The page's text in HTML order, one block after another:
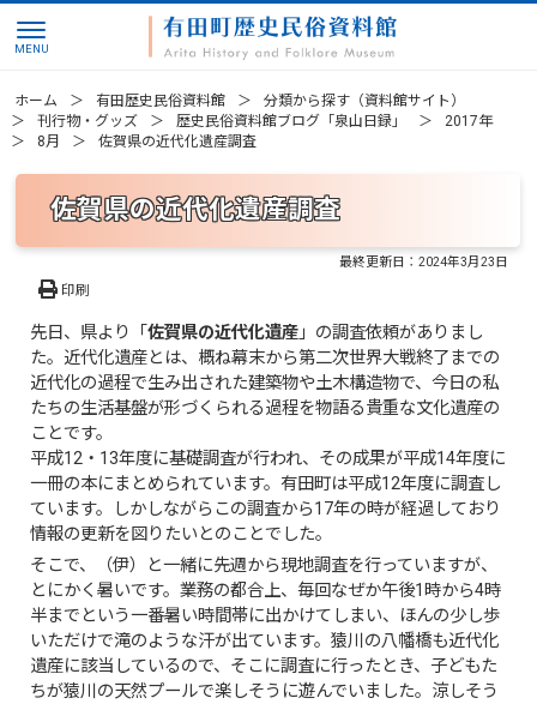
ホーム 有田歴史民俗資料館
分類から探す（資料館サイト）
刊行物・グッズ
歴史民俗資料館ブログ「泉山日録」
2017年
8月
佐賀県の近代化遺産調査
佐賀県の近代化遺産調査
最終更新日：2024年3月23日
印刷
先日、県より「佐賀県の近代化遺産 」の調査依頼がありまし
た。近代化遺産とは、概ね幕末から第二次世界大戦終了までの
近代化の過程で生み出された建築物や土木構造物で、今日の私
たちの生活基盤が形づくられる過程を物語る貴重な文化遺産の
ことです。
平成12・13年度に基礎調査が行われ、その成果が平成14年度に
一冊の本にまとめられています。有田町は平成12年度に調査し
ています。しかしながらこの調査から17年の時が経過しており
情報の更新を図りたいとのことでした。
そこで、（伊）と一緒に先週から現地調査を行っていますが、
とにかく暑いです。業務の都合上、毎回なぜか午後1時から4時
半までという一番暑い時間帯に出かけてしまい、ほんの少し歩
いただけで滝のような汗が出ています。猿川の八幡橋も近代化
遺産に該当しているので、そこに調査に行ったとき、子どもた
ちが猿川の天然プールで楽しそうに遊んでいました。涼しそう